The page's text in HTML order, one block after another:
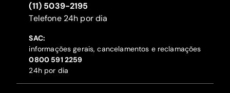
(11) 5039-2195
‍Telefone 24h por dia
SAC:
informações gerais, cancelamentos e reclamações
‍0800 591 2259
24h por dia